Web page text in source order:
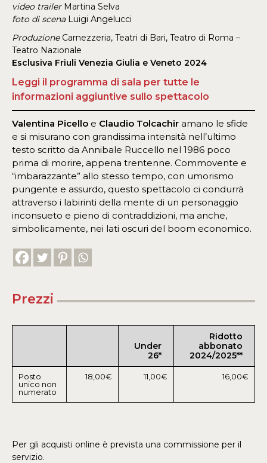
video trailerMartina Selva
foto di scenaLuigi Angelucci
ProduzioneCarnezzeria, Teatri di Bari, Teatro di Roma –
Teatro Nazionale
Esclusiva Friuli Venezia Giulia e Veneto 2024
Leggi il programma di sala per tutte le
informazioni aggiuntive sullo spettacolo
Valentina Picello e Claudio Tolcachir amano le sfide
e si misurano con grandissima intensità nell’ultimo
testo scritto da Annibale Ruccello nel 1986 poco
prima di morire, appena trentenne. Commovente e
“imbarazzante” allo stesso tempo, con umorismo
pungente e assurdo, questo spettacolo ci condurrà
attraverso i labirinti della mente di un personaggio
inconsueto e pieno di contraddizioni, ma anche,
simbolicamente, nei lati oscuri del boom economico.
Prezzi
Under
26*
Ridotto
abbonato
2024/2025**
Posto
unico non
numerato
18,00€ 11,00€ 16,00€
Per gli acquisti online è prevista una commissione per il
servizio.